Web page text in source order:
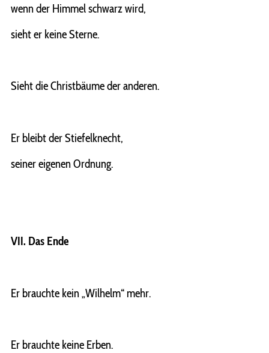
wenn der Himmel schwarz wird,
sieht er keine Sterne.
Sieht die Christbäume der anderen.
Er bleibt der Stiefelknecht,
seiner eigenen Ordnung.
VII. Das Ende
Er brauchte kein „Wilhelm“ mehr.
Er brauchte keine Erben.